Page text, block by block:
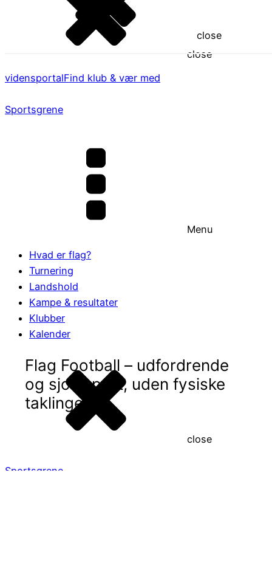
close
close
vidensportalFind klub & vær med
Sportsgrene
Menu
Hvad er flag?
Turnering
Landshold
Kampe & resultater
Klubber
Kalender
close
Sportsgrene
Flag Football – udfordrende
og sjov sport, uden fysiske
taklinger